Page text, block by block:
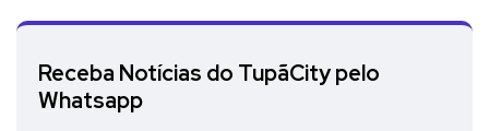
Receba Notícias do TupãCity pelo
Whatsapp